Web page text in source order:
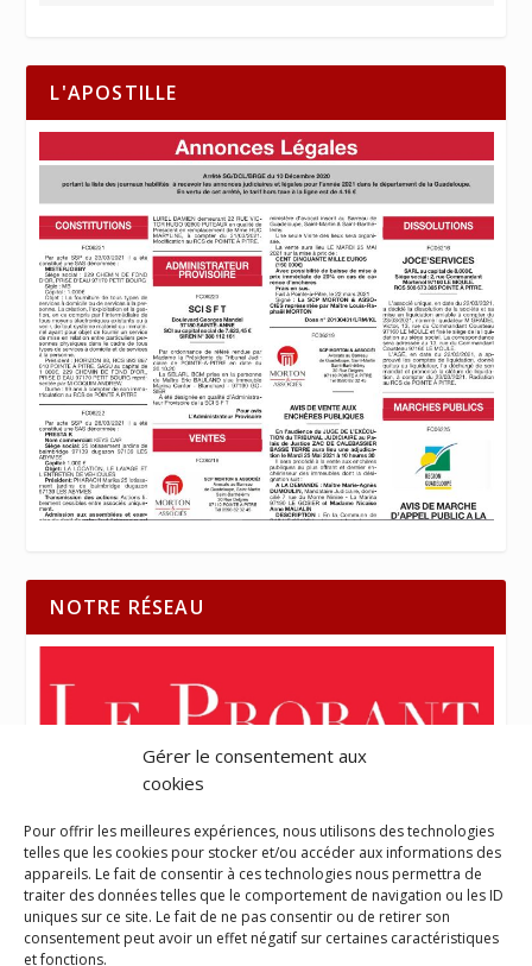
Gérer le consentement aux
cookies
Pour offrir les meilleures expériences, nous utilisons des technologies
telles que les cookies pour stocker et/ou accéder aux informations des
appareils. Le fait de consentir à ces technologies nous permettra de
traiter des données telles que le comportement de navigation ou les ID
uniques sur ce site. Le fait de ne pas consentir ou de retirer son
consentement peut avoir un effet négatif sur certaines caractéristiques
et fonctions.
L'APOSTILLE
NOTRE RÉSEAU